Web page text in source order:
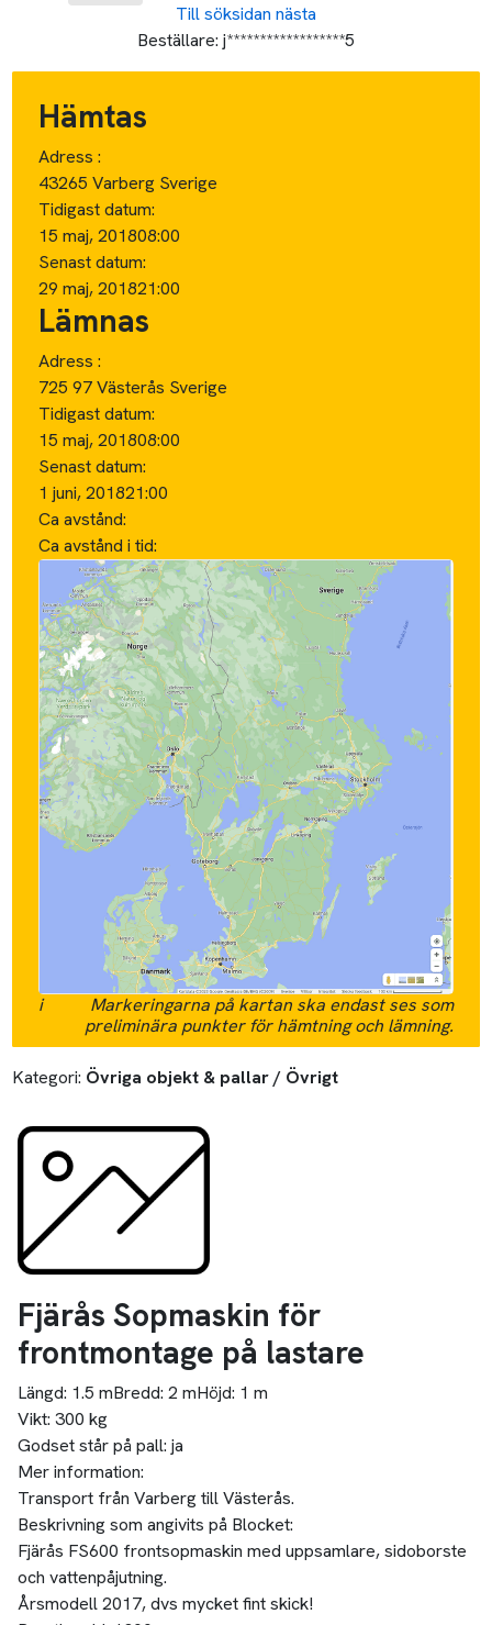
Till söksidan nästa
Beställare: j******************5
Hämtas
Adress :
43265 Varberg Sverige
Tidigast datum:
15 maj, 201808:00
Senast datum:
29 maj, 201821:00
Lämnas
Adress :
725 97 Västerås Sverige
Tidigast datum:
15 maj, 201808:00
Senast datum:
1 juni, 201821:00
Ca avstånd:
Ca avstånd i tid:
i
Markeringarna på kartan ska endast ses som
preliminära punkter för hämtning och lämning.
Kategori: Övriga objekt & pallar / Övrigt
Fjärås Sopmaskin för
frontmontage på lastare
Längd: 1.5 mBredd: 2 mHöjd: 1 m
Vikt: 300 kg
Godset står på pall: ja
Mer information:
Transport från Varberg till Västerås.
Beskrivning som angivits på Blocket:
Fjärås FS600 frontsopmaskin med uppsamlare, sidoborste
och vattenpåjutning.
Årsmodell 2017, dvs mycket fint skick!